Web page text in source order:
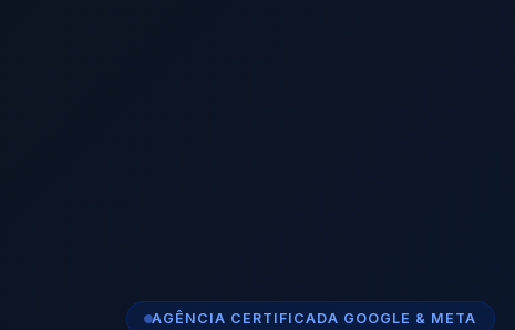
AGÊNCIA CERTIFICADA GOOGLE & META